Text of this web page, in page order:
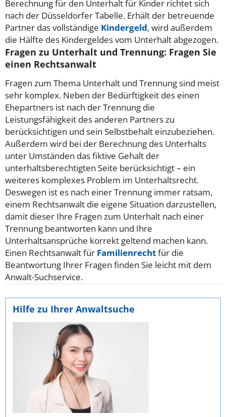
Berechnung für den Unterhalt für Kinder richtet sich
nach der Düsseldorfer Tabelle. Erhält der betreuende
Partner das vollständige Kindergeld, wird außerdem
die Hälfte des Kindergeldes vom Unterhalt abgezogen.
Fragen zu Unterhalt und Trennung: Fragen Sie
einen Rechtsanwalt
Fragen zum Thema Unterhalt und Trennung sind meist
sehr komplex. Neben der Bedürftigkeit des einen
Ehepartners ist nach der Trennung die
Leistungsfähigkeit des anderen Partners zu
berücksichtigen und sein Selbstbehalt einzubeziehen.
Außerdem wird bei der Berechnung des Unterhalts
unter Umständen das fiktive Gehalt der
unterhaltsberechtigten Seite berücksichtigt – ein
weiteres komplexes Problem im Unterhaltsrecht.
Deswegen ist es nach einer Trennung immer ratsam,
einem Rechtsanwalt die eigene Situation darzustellen,
damit dieser Ihre Fragen zum Unterhalt nach einer
Trennung beantworten kann und Ihre
Unterhaltsansprüche korrekt geltend machen kann.
Einen Rechtsanwalt für Familienrechtfür die
Beantwortung Ihrer Fragen finden Sie leicht mit dem
Anwalt-Suchservice.
Hilfe zu Ihrer Anwaltsuche